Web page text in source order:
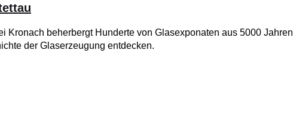
Kronach beherbergt Hunderte von Glasexponaten aus 5000 Jahren
der Glaserzeugung entdecken.